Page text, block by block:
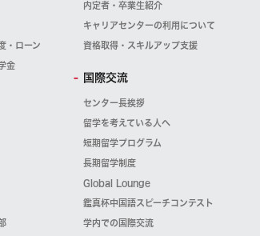
・ローン
金
内定者・卒業生紹介
キャリアセンターの利用について
資格取得・スキルアップ支援
国際交流
センター長挨拶
留学を考えている人へ
短期留学プログラム
長期留学制度
Global Lounge
鑑真杯中国語スピーチコンテスト
学内での国際交流